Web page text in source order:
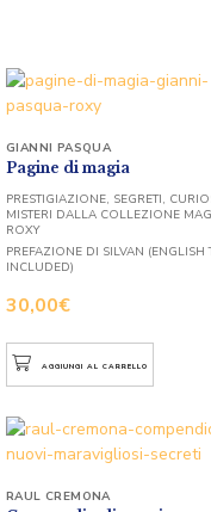
Pagine di magia
30,00€
GIANNI PASQUA
PRESTIGIAZIONE, SEGRETI,
MISTERI DALLA COLLEZIONE
ROXY
PREFAZIONE DI SILVAN (ENGLISH
INCLUDED)
AGGIUNGI AL CARRELLO
RAUL CREMONA